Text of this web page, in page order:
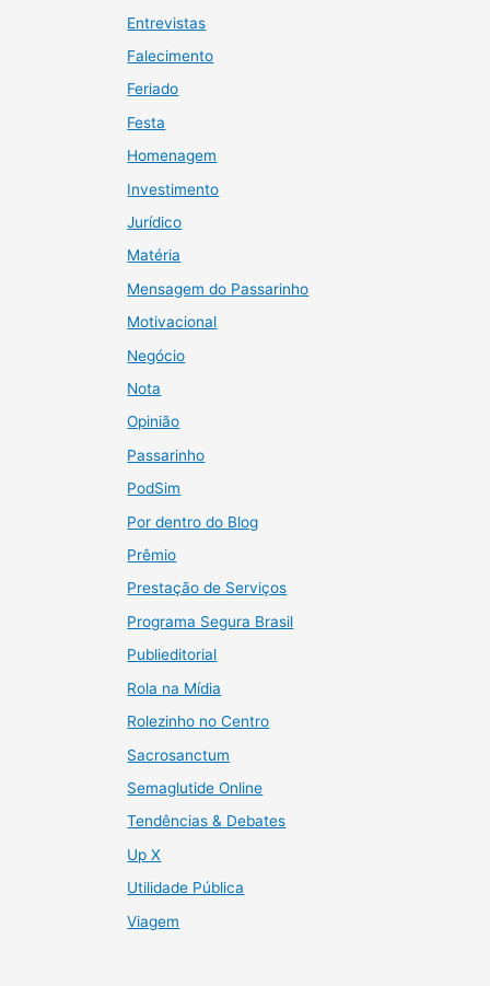
Entrevistas
Falecimento
Feriado
Festa
Homenagem
Investimento
Jurídico
Matéria
Mensagem do Passarinho
Motivacional
Negócio
Nota
Opinião
Passarinho
PodSim
Por dentro do Blog
Prêmio
Prestação de Serviços
Programa Segura Brasil
Publieditorial
Rola na Mídia
Rolezinho no Centro
Sacrosanctum
Semaglutide Online
Tendências & Debates
Up X
Utilidade Pública
Viagem